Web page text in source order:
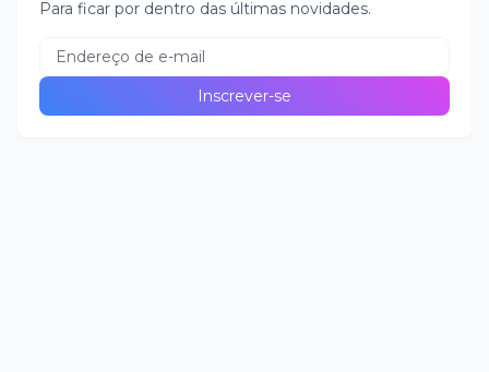
Para ficar por dentro das últimas novidades.